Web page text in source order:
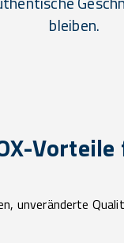
bleiben.
unveränderte